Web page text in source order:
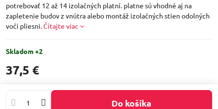
potrebovať 12 až 14 izolačných platní. platne sú vhodné aj na
zapletenie budov z vnútra alebo montáž izolačných stien odolných
voči pliesni.Čítajte viac
Skladom +2
37,5 €
Do košíka